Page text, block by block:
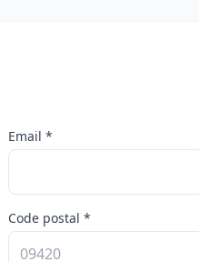
Email *
Code postal *